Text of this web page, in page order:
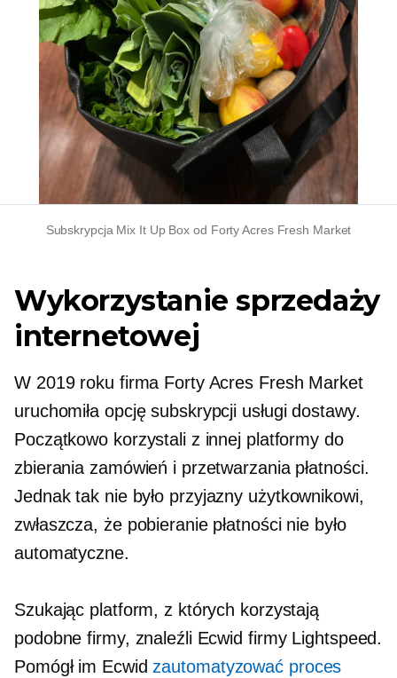
Subskrypcja Mix It Up Box od Forty Acres Fresh Market
Wykorzystanie sprzedaży
internetowej
W 2019 roku firma Forty Acres Fresh Market
uruchomiła opcję subskrypcji usługi dostawy.
Początkowo korzystali z innej platformy do
zbierania zamówień i przetwarzania płatności.
Jednak tak nie było przyjazny użytkownikowi,
zwłaszcza, że ​​pobieranie płatności nie było
automatyczne.
Szukając platform, z których korzystają
podobne firmy, znaleźli Ecwid firmy Lightspeed.
Pomógł im Ecwidzautomatyzować proces